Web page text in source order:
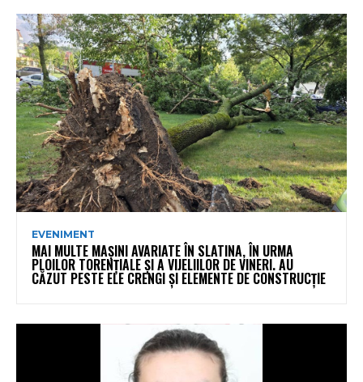
EVENIMENT
MAI MULTE MAȘINI AVARIATE ÎN SLATINA, ÎN URMA
PLOILOR TORENȚIALE ȘI A VIJELIILOR DE VINERI. AU
CĂZUT PESTE ELE CRENGI ȘI ELEMENTE DE CONSTRUCȚIE